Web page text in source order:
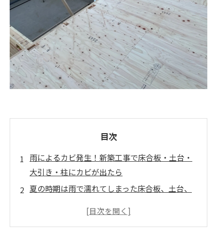
目次
雨によるカビ発生！新築工事で床合板・土台・
大引き・柱にカビが出たら
夏の時期は雨で濡れてしまった床合板、土台、